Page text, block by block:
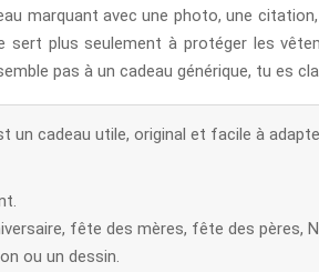
marquant avec une photo, une
sert plus seulement à protéger les
pas à un cadeau générique, tu es
un cadeau utile, original et facile à
fête des mères, fête des pères,
ou un dessin.